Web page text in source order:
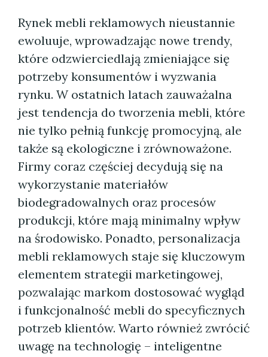
Rynek mebli reklamowych nieustannie
ewoluuje, wprowadzając nowe trendy,
które odzwierciedlają zmieniające się
potrzeby konsumentów i wyzwania
rynku. W ostatnich latach zauważalna
jest tendencja do tworzenia mebli, które
nie tylko pełnią funkcję promocyjną, ale
także są ekologiczne i zrównoważone.
Firmy coraz częściej decydują się na
wykorzystanie materiałów
biodegradowalnych oraz procesów
produkcji, które mają minimalny wpływ
na środowisko. Ponadto, personalizacja
mebli reklamowych staje się kluczowym
elementem strategii marketingowej,
pozwalając markom dostosować wygląd
i funkcjonalność mebli do specyficznych
potrzeb klientów. Warto również zwrócić
uwagę na technologię – inteligentne